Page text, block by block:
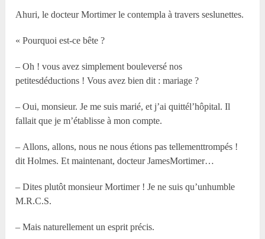
Ahuri, le docteur Mortimer le contempla à travers seslunettes.
« Pourquoi est-ce bête ?
– Oh ! vous avez simplement bouleversé nos
petitesdéductions ! Vous avez bien dit : mariage ?
– Oui, monsieur. Je me suis marié, et j’ai quittél’hôpital. Il
fallait que je m’établisse à mon compte.
– Allons, allons, nous ne nous étions pas tellementtrompés !
dit Holmes. Et maintenant, docteur JamesMortimer…
– Dites plutôt monsieur Mortimer ! Je ne suis qu’unhumble
M.R.C.S.
– Mais naturellement un esprit précis.